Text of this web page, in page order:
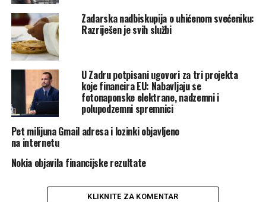
Popis je uklonjen s Facebook stranice župe.
Rate this item:
No votes yet.
POVEZANE TEME : BLAGOSLOV NOVCI
OBJAVA
SVEĆENIK
Plenković u Davosu: Sankcije nisu pokrenule ništa unutar
Rusije, oni to mogu izdržati
NE PROPUSTITE
zvanja. Evo kolike su im plaće
Zadarska nadbiskupija o uhićenom svećeniku:
Razriješen je svih službi
U Zadru potpisani ugovori za tri projekta
koje financira EU: Nabavljaju se
fotonaponske elektrane, nadzemni i
polupodzemni spremnici
Pet milijuna Gmail adresa i lozinki objavljeno
na internetu
Nokia objavila financijske rezultate
KLIKNITE ZA KOMENTAR